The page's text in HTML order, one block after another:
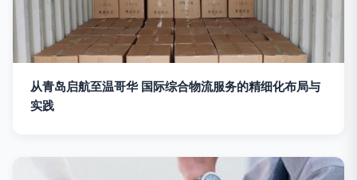
从青岛启航至温哥华 国际综合物流服务的精细化布局与
实践